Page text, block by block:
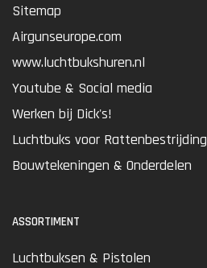
Sitemap
Airgunseurope.com
www.luchtbukshuren.nl
Youtube & Social media
Werken bij Dick's!
Luchtbuks voor Rattenbestrijding
Bouwtekeningen & Onderdelen
ASSORTIMENT
Luchtbuksen & Pistolen